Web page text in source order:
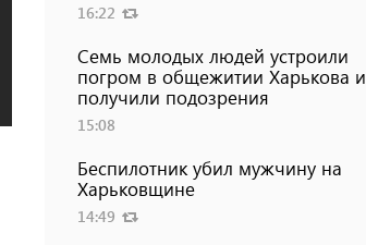
16:22
Семь молодых людей устроили
погром в общежитии Харькова и
получили подозрения
15:08
Беспилотник убил мужчину на
Харьковщине
14:49